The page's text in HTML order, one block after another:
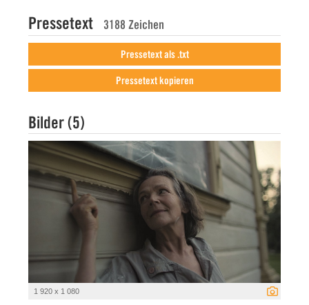
Pressetext 3188 Zeichen
Pressetext als .txt
Pressetext kopieren
Bilder (5)
1 920 x 1 080